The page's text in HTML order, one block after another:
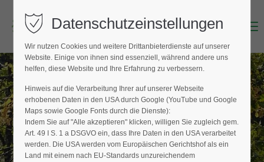
Login
Benutzername (E-Mailadresse)
Passwort
Menu
BAUMPFLEGER FINDEN
Hier finden Sie den Fachbetrieb in Ihrer
Nähe
Datenschutzeinstellungen
Wir nutzen Cookies und weitere Drittanbieterdienste auf unserer
Website. Einige von ihnen sind essenziell, während andere uns
helfen, diese Website und Ihre Erfahrung zu verbessern.
Hinweis auf die Verarbeitung Ihrer auf unserer Webseite
erhobenen Daten in den USA durch Google (YouTube und Google
Maps sowie Google Fonts durch die Dienste):
Indem Sie auf "Alle akzeptieren" klicken, willigen Sie zugleich gem.
Art. 49 I S. 1 a DSGVO ein, dass Ihre Daten in den USA verarbeitet
werden. Die USA werden vom Europäischen Gerichtshof als ein
Land mit einem nach EU-Standards unzureichendem